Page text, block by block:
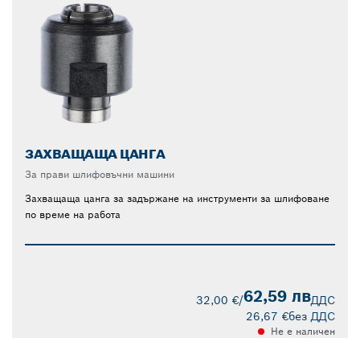
ЗАХВАЩАЩА ЦАНГА
За прави шлифовъчни машини
Захващаща цанга за задържане на инструменти за шлифоване
по време на работа
32,00 €/62,59 лвДДС
26,67 €без ДДС
Не е наличен